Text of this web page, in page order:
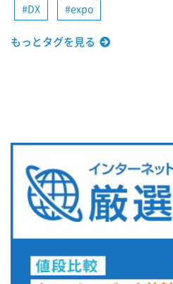
DX expo
もっとタグを見る